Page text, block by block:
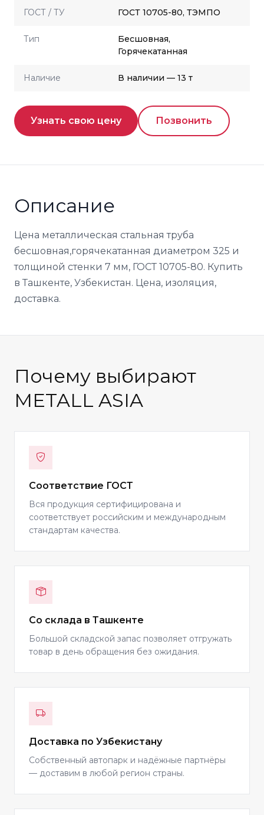
ГОСТ / ТУ ГОСТ 10705-80, ТЭМПО
Тип
Бесшовная,
Горячекатанная
Наличие В наличии — 13 т
Узнать свою цену Позвонить
Описание
Цена металлическая стальная труба
бесшовная,горячекатанная диаметром 325 и
толщиной стенки 7 мм, ГОСТ 10705-80. Купить
в Ташкенте, Узбекистан. Цена, изоляция,
доставка.
Почему выбирают
METALL ASIA
Соответствие ГОСТ
Вся продукция сертифицирована и
соответствует российским и международным
стандартам качества.
Со склада в Ташкенте
Большой складской запас позволяет отгружать
товар в день обращения без ожидания.
Доставка по Узбекистану
Собственный автопарк и надёжные партнёры
— доставим в любой регион страны.